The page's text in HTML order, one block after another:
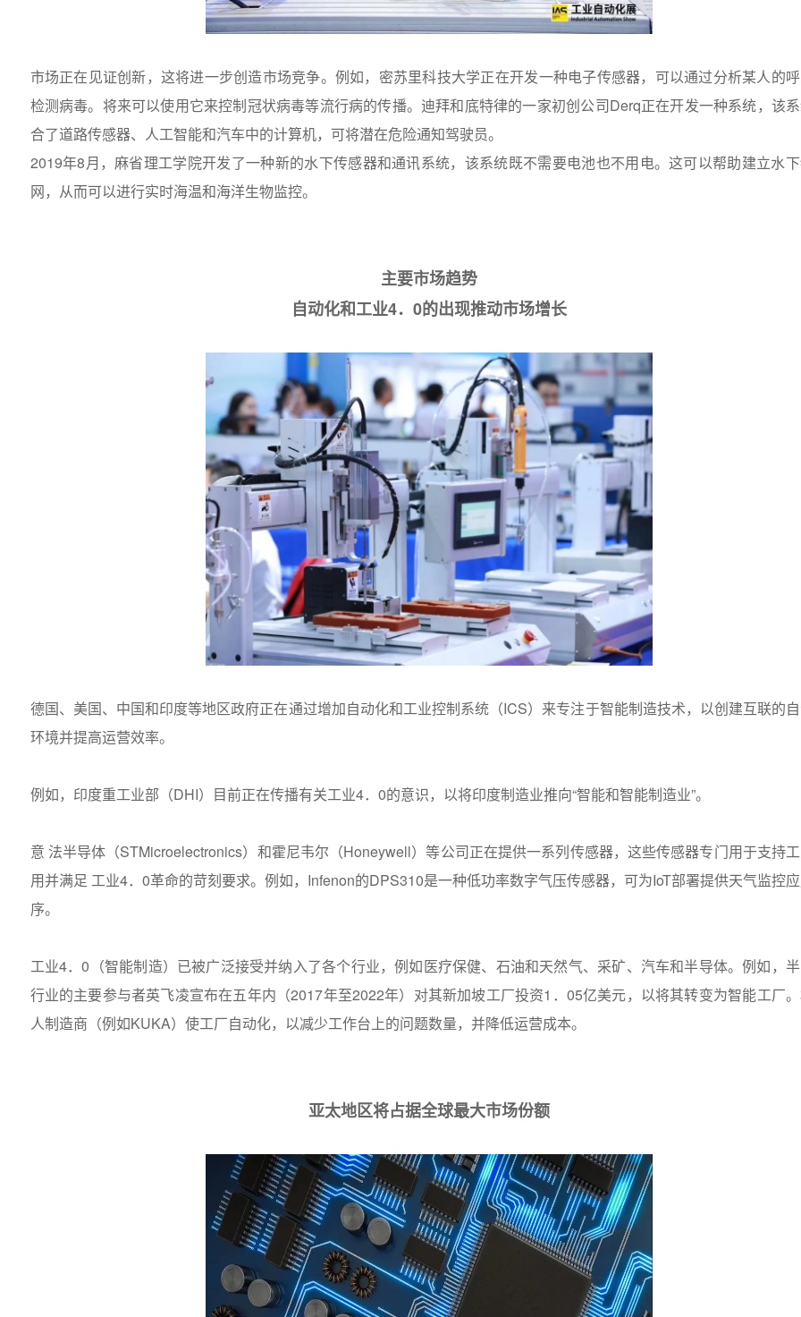
市场正在见证创新，这将进一步创造市场竞争。例如，密苏里科技大学正在开发一种电子传感器，可以通过分析某人的
检测病毒。将来可以使用它来控制冠状病毒等流行病的传播。迪拜和底特律的一家初创公司Derq正在开发一种系统，该
合了道路传感器、人工智能和汽车中的计算机，可将潜在危险通知驾驶员。
2019年8月，麻省理工学院开发了一种新的水下传感器和通讯系统，该系统既不需要电池也不用电。这可以帮助建立水
网，从而可以进行实时海温和海洋生物监控。
主要市场趋势
自动化和工业4．0的出现推动市场增长
德国、美国、中国和印度等地区政府正在通过增加自动化和工业控制系统（ICS）来专注于智能制造技术，以创建互联的
环境并提高运营效率。
例如，印度重工业部（DHI）目前正在传播有关工业4．0的意识，以将印度制造业推向“智能和智能制造业”。
意 法半导体（STMicroelectronics）和霍尼韦尔（Honeywell）等公司正在提供一系列传感器，这些传感器专门用于支持
用并满足 工业4．0革命的苛刻要求。例如，Infenon的DPS310是一种低功率数字气压传感器，可为IoT部署提供天气监控
序。
工业4．0（智能制造）已被广泛接受并纳入了各个行业，例如医疗保健、石油和天然气、采矿、汽车和半导体。例如，
行业的主要参与者英飞凌宣布在五年内（2017年至2022年）对其新加坡工厂投资1．05亿美元，以将其转变为智能工厂
人制造商（例如KUKA）使工厂自动化，以减少工作台上的问题数量，并降低运营成本。
亚太地区将占据全球最大市场份额